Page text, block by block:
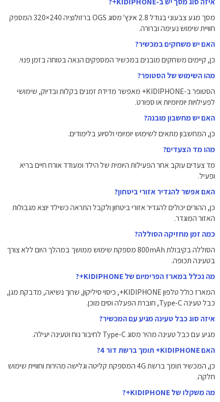
מסך מגע צבעוני בגודל 2.8 אינץ' מסוג OGS ברזולוציה 240×320 המספק
חוויית שימוש נעימה וברורה.
האם יש משחקים במכשיר?
כן, קיימים משחקים מובנים במכשיר המספקים הנאה בטוחה בזמן פנוי.
מהו השימוש של הסטופר?
הסטופר ב-KIDIPHONE+ מאפשר מדידת זמנים בקלות ובדיוק, שימושי
לפעילויות יומיומיות או ספורט.
האם יש מחשבון מובנה?
כן, המחשבון מתאים לשימוש יומיומי ולסיוע בלימודים.
מהו מד הצעדים?
מד צעדים עוקב אחר הפעילות היומית של הילד ומעודד אורח חיים בריא
ופעיל.
האם אפשר להגדיר אזורי ביטחון?
כן, ההורים יכולים להגדיר אזורי ביטחון ולקבל התראה כשילד יוצא מגבולות
האזור המוגדר.
כמה זמן מחזיקה הסוללה?
הסוללה בקיבולת 800mAh מספקת שימוש ממושך במהלך היום ללא צורך
בטעינה תכופה.
מה נכלל במארז הפרימיום של KIDIPHONE+?
המארז כולל טלפון KIDIPHONE+, כיסוי סיליקון, שרוך נשיאה, מדבקת מגן,
כבל טעינה Type-C, חוברת הפעלה וסים מוכן.
איזה סוג כבל טעינה מגיע עם המכשיר?
מגיע עם כבל טעינה מהיר מסוג Type-C לחיבור נוח וטעינה יעילה.
האם KIDIPHONE+ תומך ברשת דור 4?
כן, המכשיר תומך ברשת 4G המספקת קליטה וגלישה מהירות וחוויית שימוש
חלקה.
מה משקלו של KIDIPHONE+?